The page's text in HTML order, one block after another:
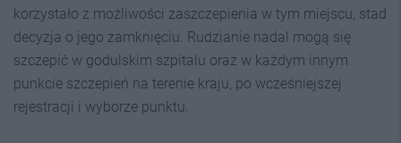
korzystało z możliwości zaszczepienia w tym miejscu, stad
decyzja o jego zamknięciu. Rudzianie nadal mogą się
szczepić w godulskim szpitalu oraz w każdym innym
punkcie szczepień na terenie kraju, po wcześniejszej
rejestracji i wyborze punktu.